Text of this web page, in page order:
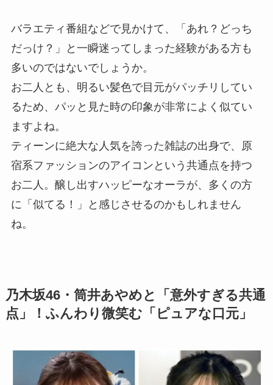
バラエティ番組などで見かけて、「あれ？どっち
だっけ？」と一瞬迷ってしまった経験がある方も
多いのではないでしょうか。
お二人とも、明るい髪色で目元がパッチリしてい
るため、パッと見た時の印象が非常によく似てい
ますよね。
ティーンに絶大な人気を誇った雑誌の出身で、原
宿系ファッションのアイコンという共通点を持つ
お二人。醸し出すハッピーなオーラが、多くの方
に「似てる！」と感じさせるのかもしれません
ね。
乃木坂46・筒井あやめと「意外すぎる共通
点」！ふんわり微笑む「ピュアな口元」